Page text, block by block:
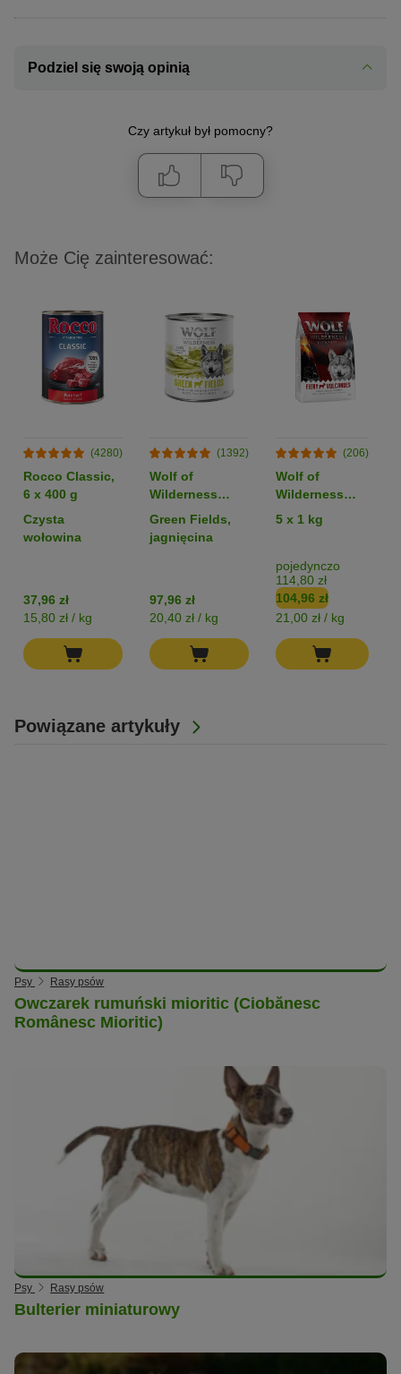
Podziel się swoją opinią
Czy artykuł był pomocny?
Powiązane artykuły
Psy Rasy psów
Owczarek rumuński mioritic (Ciobănesc
Românesc Mioritic)
Psy Rasy psów
Bulterier miniaturowy
Może Cię zainteresować:
(4280)
Rocco Classic,
6 x 400 g
Czysta
wołowina
37,96 zł
15,80 zł / kg
(1392)
Wolf of
Wilderness
Monoprotein
Adult, 6 x 800 g
Green Fields,
jagnięcina
97,96 zł
20,40 zł / kg
(206)
Wolf of
Wilderness
Monoprotein
Sensitive
Volcanoes”,
jagnięcina -
bez zbóż
5 x 1 kg
pojedynczo
114,80 zł
104,96 zł
21,00 zł / kg